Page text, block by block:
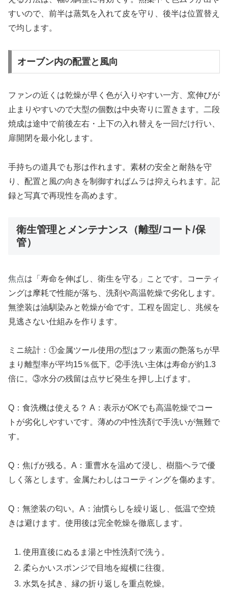
すいので、前半は蒸気を入れて皮を守り、後半は位置替え
で均します。
オーブン内の配置と風向
ファンの近くは乾燥が早く色が入りやすい一方、窯伸びが
止まりやすいので大型の個数は中央寄りに置きます。二段
焼成は途中で前後左右・上下の入れ替えを一回だけ行い、
扉開閉を最小化します。
手持ちの道具でも形は作れます。素材の安全と耐熱を守
り、配置と風の向きを制御すればムラは抑えられます。記
録と写真で再現性を高めます。
衛生管理とメンテナンス（離型/コート/保
管）
焦点は「寿命を伸ばし、衛生を守る」ことです。コーティ
ングは摩耗で性能が落ち、洗剤や高温乾燥で劣化します。
無塗装は油馴染みと乾燥が命です。工程を固定し、兆候を
見逃さない仕組みを作ります。
ミニ統計：①金属ツール使用の型はフッ素面の艶落ちが早
まり離型率が平均15％低下。②手洗い主体は寿命が約1.3
倍に。③水分の残留は点サビ発生を押し上げます。
Q：食洗機は使える？ A：表示がOKでも高温乾燥でコー
トが劣化しやすいです。薄めの中性洗剤で手洗いが無難で
す。
Q：焦げが残る。A：重曹水を温めて浸し、樹脂ヘラで優
しく落とします。金属たわしはコーティングを傷めます。
Q：無塗装の匂い。A：油慣らしを繰り返し、低温で空焼
きは避けます。使用後は完全乾燥を徹底します。
使用直後にぬるま湯と中性洗剤で洗う。
柔らかいスポンジで目地を縦横に往復。
水気を拭き、縁の折り返しを重点乾燥。